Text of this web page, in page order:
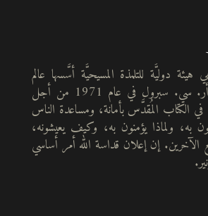
دوليَّة للتلمذة المسيحيَّة أسَّسها عالم
اللاهوت الدكتور أر. سي. سبرول في عام 1971 من أجل
في الكتاب المُقدَّس بأمانة، ومساعدة الناس
به، ولماذا يؤمنون به، وكيف يعيشونه،
إن إعلان قداسة الله أمر أساسي